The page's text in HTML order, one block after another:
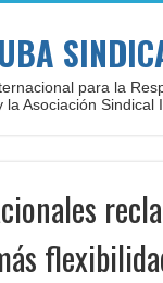
para la
Asociación Sindical